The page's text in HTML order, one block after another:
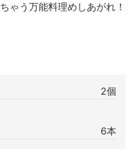
ゃう万能料理めしあがれ！
2個
6本